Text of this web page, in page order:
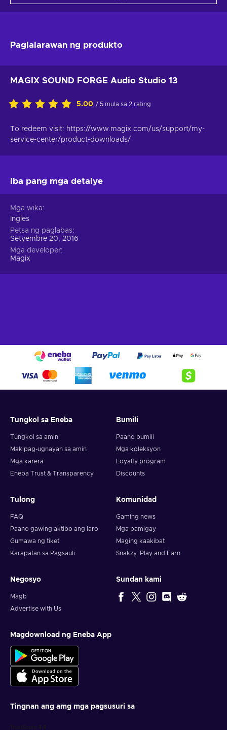
Paglalarawan ng produkto
MAGIX SOUND FORGE Audio Studio 13
5.00 / 5 mula sa 2 rating
To redeem visit: https://www.magix.com/us/support/my-
service-center/product-downloads/
Iba pang mga detalye
Mga wika
Ingles
Petsa ng paglabas
Setyembre 20, 2016
Mga developer
Magix
Tungkol sa Eneba
Tungkol sa amin
Makipag-ugnayan sa amin
Mga karera
Eneba Trust & Transparency
Bumili
Paano bumili
Mga koleksyon
Loyalty program
Discounts
Tulong
FAQ
Paano gawing aktibo ang laro
Gumawa ng tiket
Karapatan sa Pagsauli
Komunidad
Gaming news
Mga pamigay
Maging kaakibat
Snakzy: Play and Earn
Negosyo
Magb
Advertise with Us
Sundan kami
Magdownload ng Eneba App
Tingnan ang amg mga pagsusuri sa